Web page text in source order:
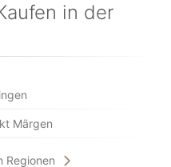
in der
Märgen
Regionen